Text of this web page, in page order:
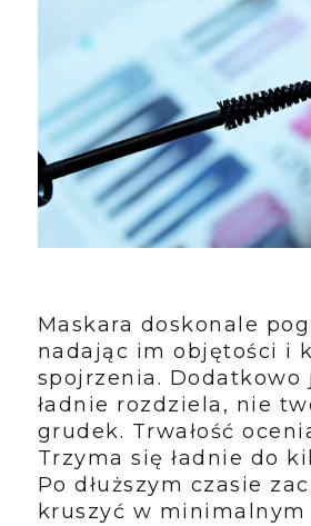
Maskara doskonale
nadając im objętości i
spojrzenia. Dodatkowo
ładnie rozdziela, nie
grudek. Trwałość
Trzyma się ładnie do
Po dłuższym czasie
kruszyć w minimalnym